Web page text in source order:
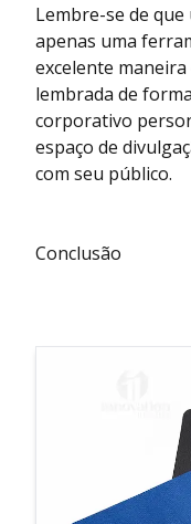
Lembre-se de
apenas uma
excelente
lembrada de
corporativo
espaço de
com seu público.
Conclusão